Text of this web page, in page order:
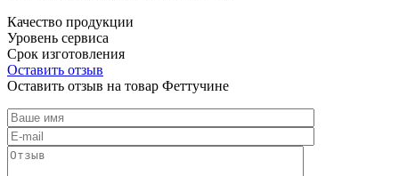
Качество продукции
Уровень сервиса
Срок изготовления
Оставить отзыв
Оставить отзыв на товар Феттучине